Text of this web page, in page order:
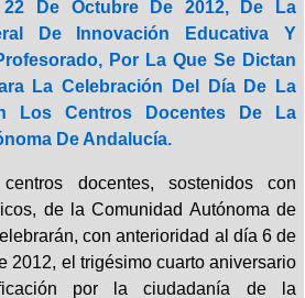
22 De Octubre De 2012, De La
De Innovación Educativa Y
Por La Que Se Dictan
La Celebración Del Día De La
Los Centros Docentes De La
De Andalucía.
docentes, sostenidos con
de la Comunidad Autónoma de
con anterioridad al día 6 de
2012, el trigésimo cuarto aniversario
por la ciudadanía de la